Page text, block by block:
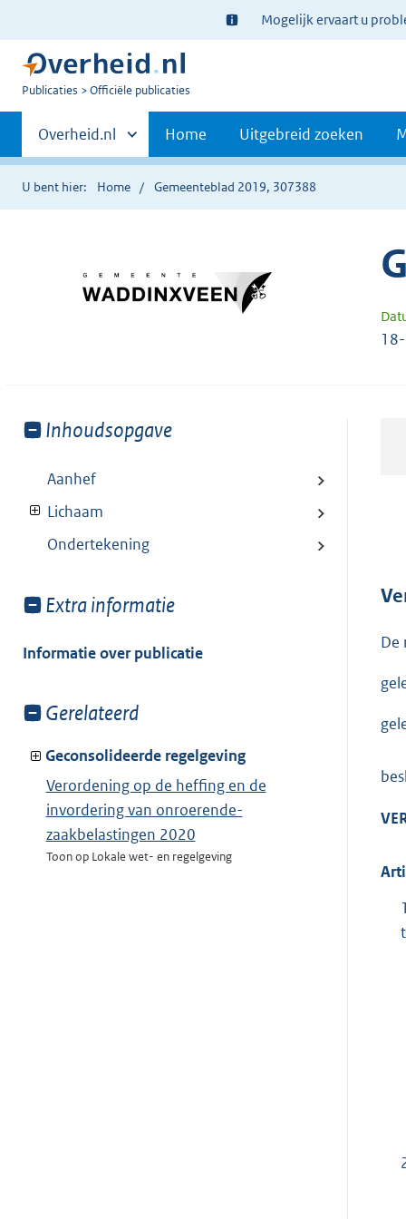
Ter
informatie:
Mogelijk ervaart u
U
Publicaties Officiële publicaties
Primaire
navigatie
Andere
sites
binnen
Overheid.nl Home Uitgebreid zoeken
U bent hier: Home Gemeenteblad 2019, 307388
Toon
van:
Inhoudsopgave
Aanhef
Lichaam
Ondertekening
Toon
van:
Extra informatie
Informatie over publicatie
Toon
van:
Gerelateerd
Geconsolideerde regelgeving
Verordening op de heffing en de
invordering van onroerende-
zaakbelastingen 2020
Toon op Lokale wet- en regelgeving
De